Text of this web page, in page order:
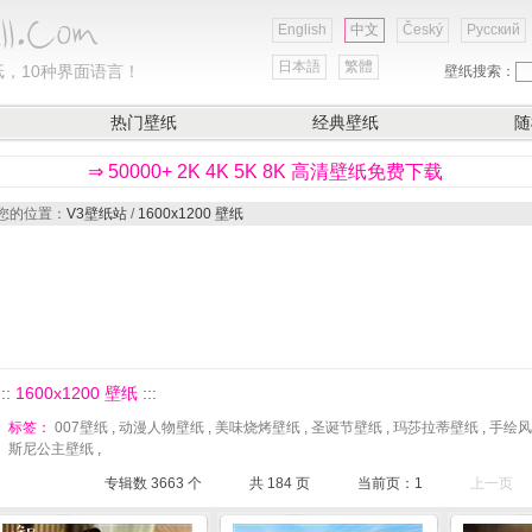
10种界面语言！
English 中文 Český Русский
日本語 繁體 壁纸搜索：
热门壁纸 经典壁纸
⇒ 50000+ 2K 4K 5K 8K 高清壁纸免费下载
的位置： V3壁纸站 / 1600x1200 壁纸
1600x1200 壁纸 :::
标签： 007壁纸 , 动漫人物壁纸 , 美味烧烤壁纸 , 圣诞节壁纸 , 玛莎拉蒂壁纸 , 手绘
斯尼公主壁纸 ,
专辑数 3663 个 共 184 页 当前页： 1 上一页